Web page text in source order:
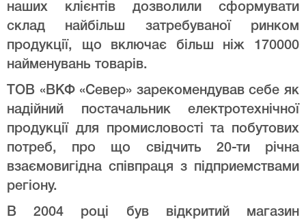
наших клієнтів дозволили сформувати
склад найбільш затребуваної ринком
продукції, що включає більш ніж 170000
найменувань товарів.
ТОВ «ВКФ «Север» зарекомендував себе як
надійний постачальник електротехнічної
продукції для промисловості та побутових
потреб, про що свідчить 20-ти річна
взаємовигідна співпраця з підприемствами
регіону.
В 2004 році був відкритий магазин